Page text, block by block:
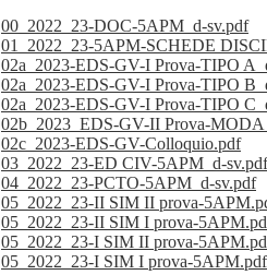
00_2022_23-DOC-5APM_d-sv.pdf
01_2022_23-5APM-SCHEDE
02a_2023-EDS-GV-I Prova-TIPO
02a_2023-EDS-GV-I Prova-TIPO
02a_2023-EDS-GV-I Prova-TIPO
02b_2023_EDS-GV-II Prova-
02c_2023-EDS-GV-Colloquio.pdf
03_2022_23-ED CIV-5APM_d-sv.pdf
04_2022_23-PCTO-5APM_d-sv.pdf
05_2022_23-II SIM II prova-
05_2022_23-II SIM I prova-
05_2022_23-I SIM II prova-
05_2022_23-I SIM I prova-5APM.pdf